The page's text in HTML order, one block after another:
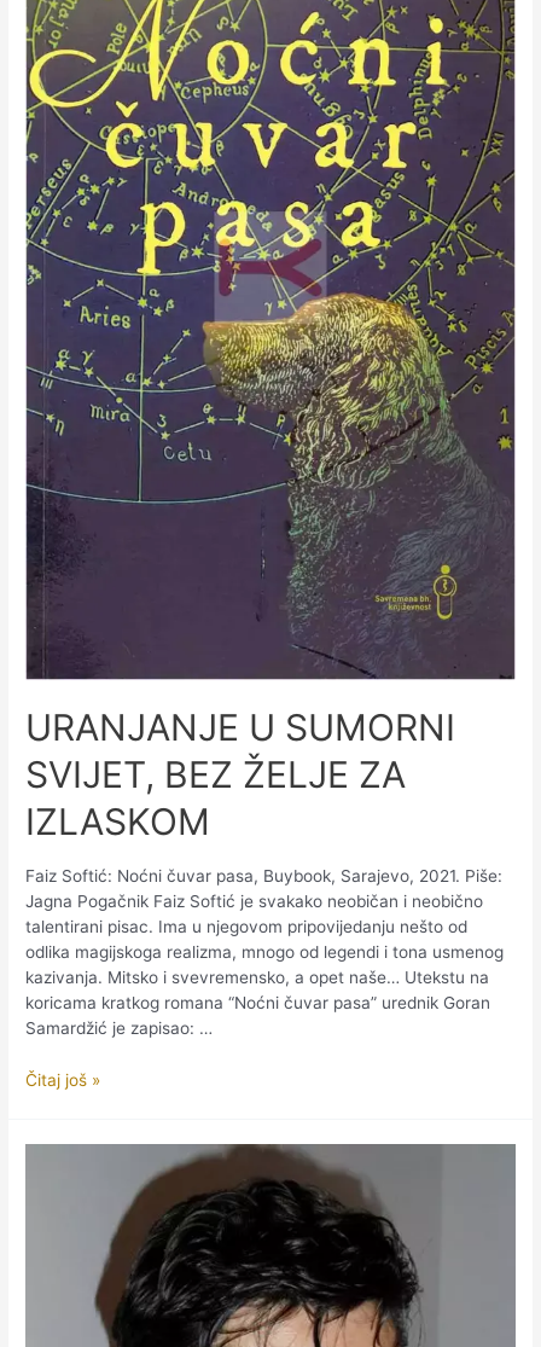
URANJANJE U SUMORNI
SVIJET, BEZ ŽELJE ZA
IZLASKOM
Faiz Softić: Noćni čuvar pasa, Buybook, Sarajevo, 2021. Piše:
Jagna Pogačnik Faiz Softić je svakako neobičan i neobično
talentirani pisac. Ima u njegovom pripovijedanju nešto od
odlika magijskoga realizma, mnogo od legendi i tona usmenog
kazivanja. Mitsko i svevremensko, a opet naše… Utekstu na
koricama kratkog romana “Noćni čuvar pasa” urednik Goran
Samardžić je zapisao: …
URANJANJE
IZLASKOM
Čitaj još »